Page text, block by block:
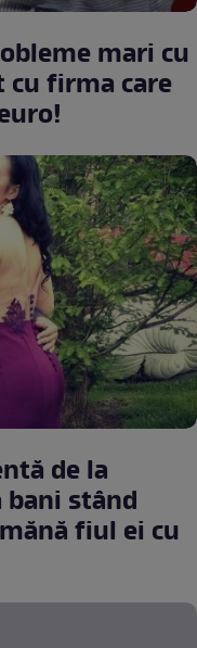
mari cu
cu firma care
de la
stând
fiul ei cu